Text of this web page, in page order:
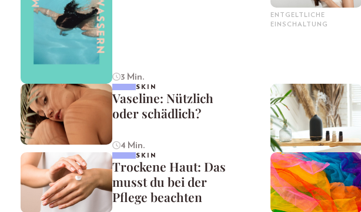
3 Min.
ENTGELTLICHE
EINSCHALTUNG
SKIN
Vaseline: Nützlich
oder schädlich?
4 Min.
SKIN
Trockene Haut: Das
musst du bei der
Pflege beachten